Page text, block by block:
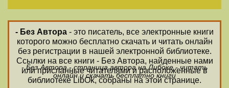
- Без Автора - это писатель, все электронные книги
которого можно бесплатно скачать и читать онлайн
без регистрации в нашей электронной библиотеке.
Ссылки на все книги - Без Автора, найденные нами
или присланные читателями и расположенные в
библиотеке LibOk, собраны на этой странице.
- Без Автора - страница автора на Либоке - читать
онлайн и скачать бесплатно книги